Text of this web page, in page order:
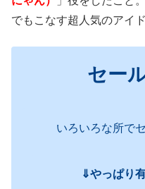
でもこなす超人気のアイ
セー
いろいろな所で
⇓やっぱり